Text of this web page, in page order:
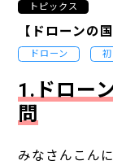
トピックス
【ドローンの
ドローン
1.ドロー
問
みなさんこん